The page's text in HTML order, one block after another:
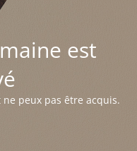
est
peux pas être acquis.